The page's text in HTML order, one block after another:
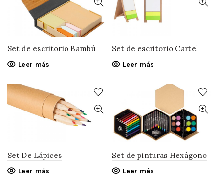
Set de escritorio Bambú
Leer más
Set de escritorio Cartel
Leer más
Set De Lápices
Leer más
Set de pinturas Hexágono
Leer más